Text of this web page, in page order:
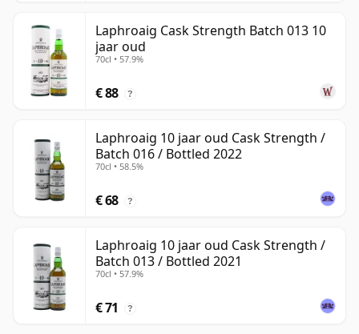
Laphroaig Cask Strength Batch 013 10
jaar oud
70cl • 57.9%
€ 88 ?
Laphroaig 10 jaar oud Cask Strength /
Batch 016 / Bottled 2022
70cl • 58.5%
€ 68 ?
Laphroaig 10 jaar oud Cask Strength /
Batch 013 / Bottled 2021
70cl • 57.9%
€ 71 ?